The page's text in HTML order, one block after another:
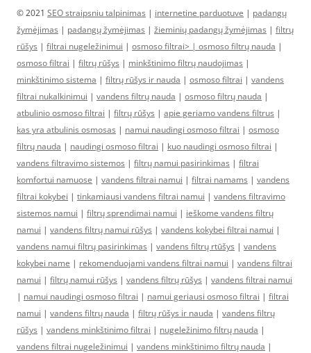
© 2021 SEO straipsniu talpinimas | internetine parduotuve | padangų
žymėjimas | padangų žymėjimas | žieminių padangų žymėjimas | filtrų
rūšys | filtrai nugeležinimui | osmoso filtrai> | osmoso filtrų nauda |
osmoso filtrai | filtrų rūšys | minkštinimo filtrų naudojimas |
minkštinimo sistema | filtrų rūšys ir nauda | osmoso filtrai | vandens
filtrai nukalkinimui | vandens filtrų nauda | osmoso filtrų nauda |
atbulinio osmoso filtrai | filtrų rūšys | apie geriamo vandens filtrus |
kas yra atbulinis osmosas | namui naudingi osmoso filtrai | osmoso
filtrų nauda | naudingi osmoso filtrai | kuo naudingi osmoso filtrai |
vandens filtravimo sistemos | filtrų namui pasirinkimas | filtrai
komfortui namuose | vandens filtrai namui | filtrai namams | vandens
filtrai kokybei | tinkamiausi vandens filtrai namui | vandens filtravimo
sistemos namui | filtrų sprendimai namui | ieškome vandens filtrų
namui | vandens filtrų namui rūšys | vandens kokybei filtrai namui |
vandens namui filtrų pasirinkimas | vandens filtrų rtūšys | vandens
kokybei name | rekomenduojami vandens filtrai namui | vandens filtrai
namui | filtrų namui rūšys | vandens filtrų rūšys | vandens filtrai namui
| namui naudingi osmoso filtrai | namui geriausi osmoso filtrai | filtrai
namui | vandens filtrų nauda | filtrų rūšys ir nauda | vandens filtrų
rūšys | vandens minkštinimo filtrai | nugeležinimo filtrų nauda |
vandens filtrai nugeležinimui | vandens minkštinimo filtrų nauda |